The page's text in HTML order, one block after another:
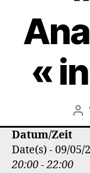
«
Datum/Zeit
Date(s) - 09/05/
20:00 - 22:00